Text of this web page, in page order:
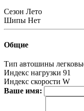
Сезон Лето
Шипы Нет
Общие
Тип автошины
Индекс нагрузки 91
Индекс скорости W
Ваше имя: